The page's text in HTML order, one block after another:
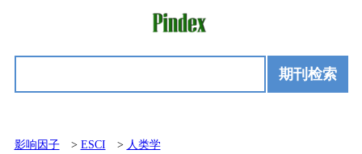
期刊检索
影响因子 > ESCI > 人类学